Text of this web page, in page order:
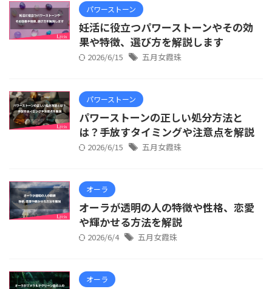
パワーストーン
妊活に役立つパワーストーンやその効
果や特徴、選び方を解説します
2026/6/15 五月女霞珠
パワーストーン
パワーストーンの正しい処分方法と
は？手放すタイミングや注意点を解説
2026/6/15 五月女霞珠
オーラ
オーラが透明の人の特徴や性格、恋愛
や輝かせる方法を解説
2026/6/4 五月女霞珠
オーラ